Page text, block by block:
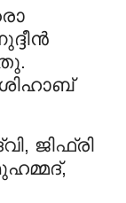
ജിഫ്‌രി